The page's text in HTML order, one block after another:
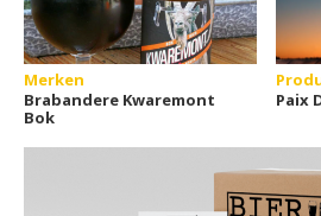
Merken
Brabandere Kwaremont
Bok
Paix